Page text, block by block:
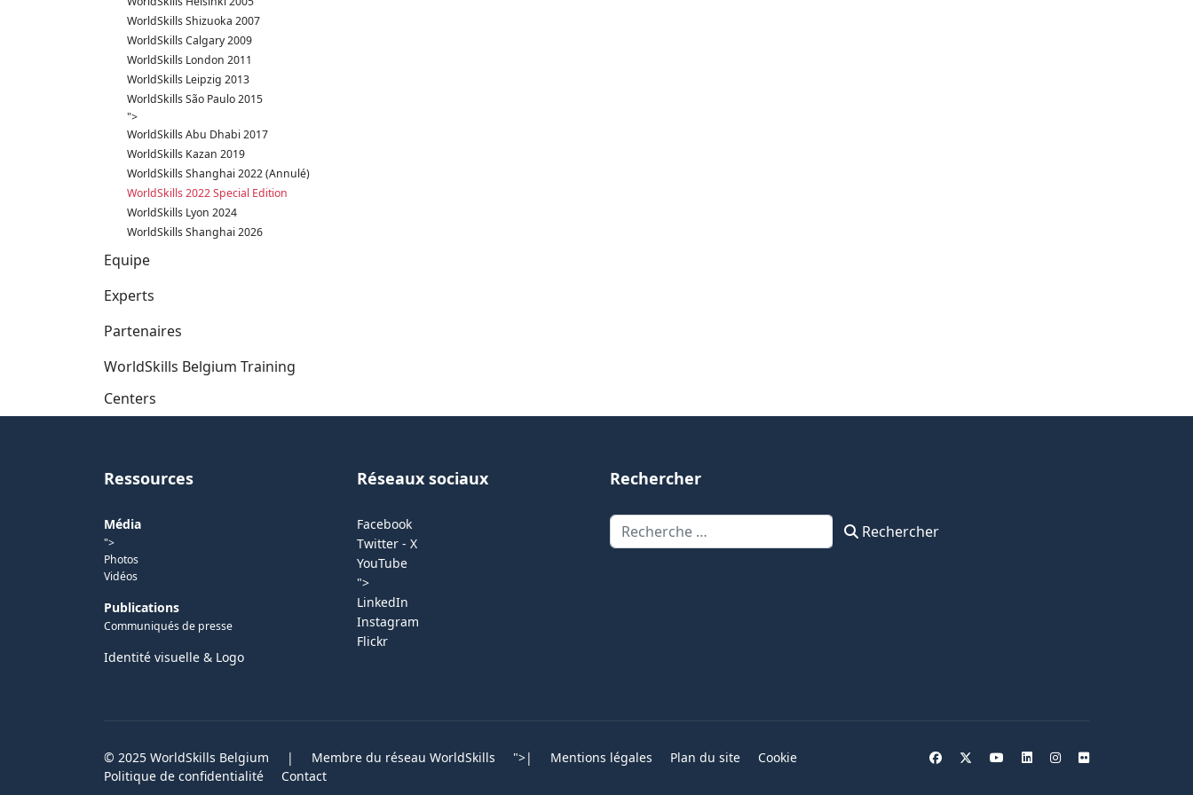
WorldSkills Shizuoka 2007
WorldSkills Calgary 2009
WorldSkills London 2011
WorldSkills Leipzig 2013
WorldSkills São Paulo 2015
">
WorldSkills Abu Dhabi 2017
WorldSkills Kazan 2019
WorldSkills Shanghai 2022 (Annulé)
WorldSkills 2022 Special Edition
WorldSkills Lyon 2024
WorldSkills Shanghai 2026
Equipe
Experts
Partenaires
WorldSkills Belgium Training
Centers
Ressources
Média
">
Photos
Vidéos
Publications
Communiqués de presse
Identité visuelle & Logo
Réseaux sociaux
Facebook
Twitter - X
YouTube
">
LinkedIn
Instagram
Flickr
Rechercher
Rechercher Rechercher
© 2025 WorldSkills Belgium | Membre du réseau WorldSkills ">| Mentions légales Plan du site
Cookie
Politique de confidentialité
Contact